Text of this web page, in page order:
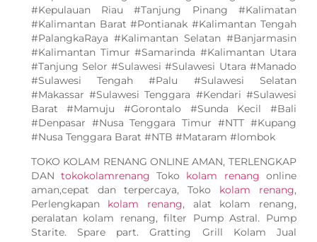
#Kepulauan Riau #Tanjung Pinang #Kalimatan
#Kalimantan Barat #Pontianak #Kalimantan Tengah
#PalangkaRaya #Kalimantan Selatan #Banjarmasin
#Kalimantan Timur #Samarinda #Kalimantan Utara
#Tanjung Selor #Sulawesi #Sulawesi Utara #Manado
#Sulawesi Tengah #Palu #Sulawesi Selatan
#Makassar #Sulawesi Tenggara #Kendari #Sulawesi
Barat #Mamuju #Gorontalo #Sunda Kecil #Bali
#Denpasar #Nusa Tenggara Timur #NTT #Kupang
#Nusa Tenggara Barat #NTB #Mataram #lombok
TOKO KOLAM RENANG ONLINE AMAN, TERLENGKAP
DANtokokolamrenang Toko kolam renang online
aman,cepat dan terpercaya, Toko kolam renang,
Perlengkapan kolam renang, alat kolam renang,
peralatan kolam renang, filter Pump Astral. Pump
Starite. Spare part. Gratting Grill Kolam Jual